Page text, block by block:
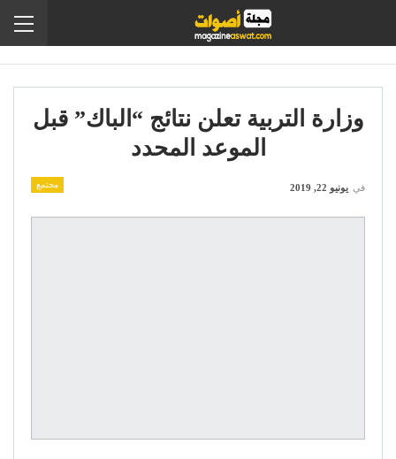
وزارة التربية تعلن نتائج “الباك” قبل
الموعد المحدد
مجتمع في يونيو 22, 2019